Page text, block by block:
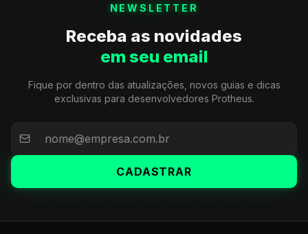
NEWSLETTER
Receba as novidades
em seu email
Fique por dentro das atualizações, novos guias e dicas
exclusivas para desenvolvedores Protheus.
CADASTRAR